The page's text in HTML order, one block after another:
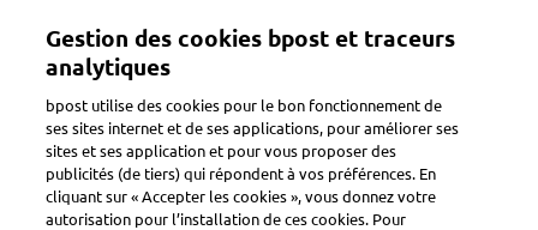
contenu
Toggle navigation
Consulter le solde
Gestion des cookies bpost et traceurs
analytiques
bpost utilise des cookies pour le bon fonctionnement de
ses sites internet et de ses applications, pour améliorer ses
sites et ses application et pour vous proposer des
publicités (de tiers) qui répondent à vos préférences. En
cliquant sur « Accepter les cookies », vous donnez votre
autorisation pour l’installation de ces cookies. Pour